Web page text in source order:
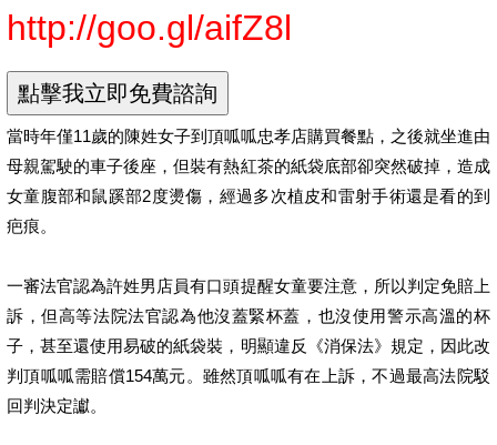
http://goo.gl/aifZ8l
當時年僅11歲的陳姓女子到頂呱呱忠孝店購買餐點，之後就坐進由
母親駕駛的車子後座，但裝有熱紅茶的紙袋底部卻突然破掉，造成
女童腹部和鼠蹊部2度燙傷，經過多次植皮和雷射手術還是看的到
疤痕。
一審法官認為許姓男店員有口頭提醒女童要注意，所以判定免賠上
訴，但高等法院法官認為他沒蓋緊杯蓋，也沒使用警示高溫的杯
子，甚至還使用易破的紙袋裝，明顯違反《消保法》規定，因此改
判頂呱呱需賠償154萬元。雖然頂呱呱有在上訴，不過最高法院駁
回判決定讞。